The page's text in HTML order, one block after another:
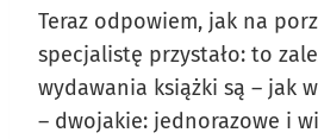
Teraz odpowiem, jak na
specjalistę przystało: to
wydawania książki są – jak
– dwojakie: jednorazowe i